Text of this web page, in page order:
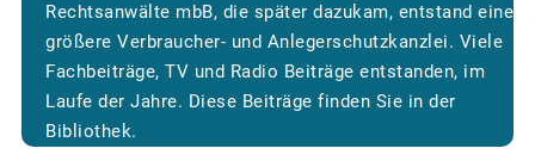
Rechtsanwälte mbB, die später dazukam, entstand eine
größere Verbraucher- und Anlegerschutzkanzlei. Viele
Fachbeiträge, TV und Radio Beiträge entstanden, im
Laufe der Jahre. Diese Beiträge finden Sie in der
Bibliothek.